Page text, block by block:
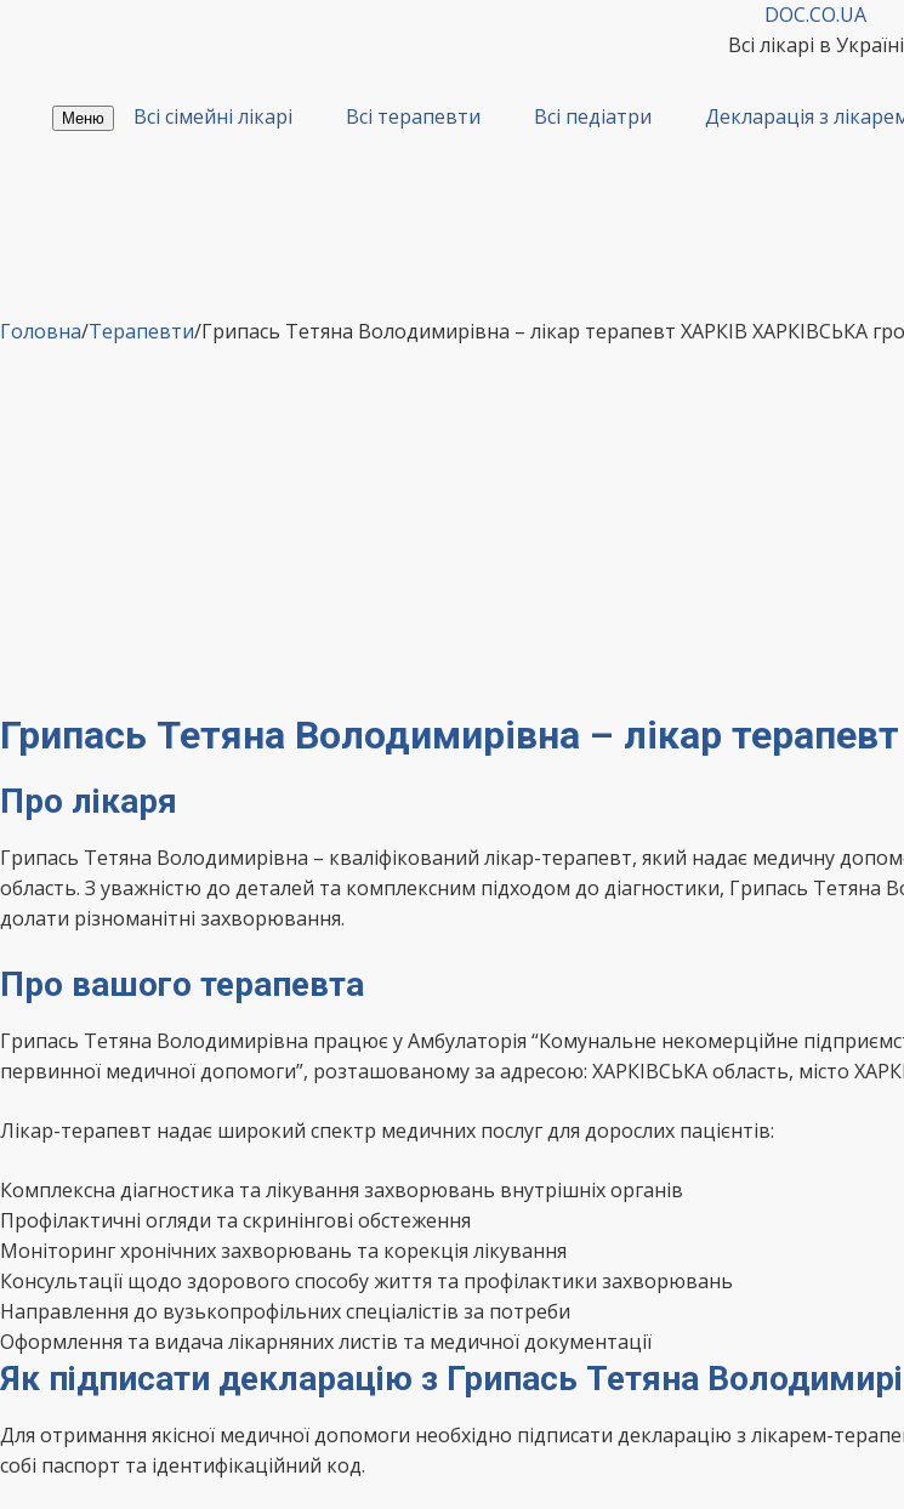
DOC.CO.UA
Всі лікарі в Україні
Меню Всі сімейні лікарі Всі терапевти Всі педіатри Декларація з
Головна/Терапевти/Грипась Тетяна Володимирівна – лікар терапевт ХАРКІВ ХАРКІВСЬКА
Грипась Тетяна Володимирівна – лікар
Про лікаря
Грипась Тетяна Володимирівна – кваліфікований лікар-терапевт, який надає медичну
область. З уважністю до деталей та комплексним підходом до діагностики, Грипась
долати різноманітні захворювання.
Про вашого терапевта
Грипась Тетяна Володимирівна працює у Амбулаторія “Комунальне некомерційне
первинної медичної допомоги”, розташованому за адресою: ХАРКІВСЬКА область, місто
Лікар-терапевт надає широкий спектр медичних послуг для дорослих пацієнтів:
Комплексна діагностика та лікування захворювань внутрішніх органів
Профілактичні огляди та скринінгові обстеження
Моніторинг хронічних захворювань та корекція лікування
Консультації щодо здорового способу життя та профілактики захворювань
Направлення до вузькопрофільних спеціалістів за потреби
Оформлення та видача лікарняних листів та медичної документації
Як підписати декларацію з Грипась Тетяна
Для отримання якісної медичної допомоги необхідно підписати декларацію з лікарем-
собі паспорт та ідентифікаційний код.